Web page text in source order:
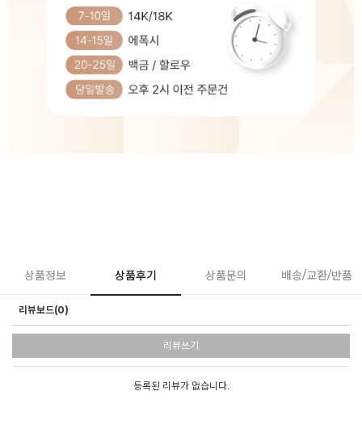
상품정보 상품후기 상품문의 배송/교환/반품
리뷰보드(0)
리뷰쓰기
등록된 리뷰가 없습니다.